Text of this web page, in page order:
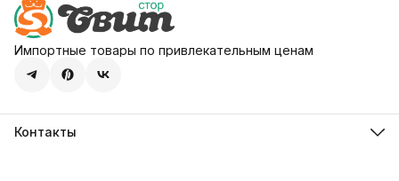
Импортные товары по привлекательным ценам
Контакты